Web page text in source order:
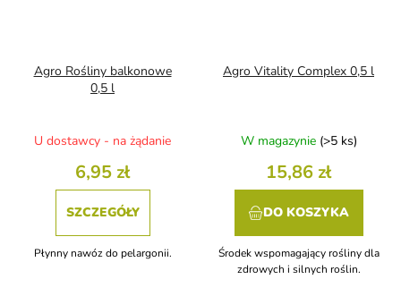
Agro Rośliny balkonowe
0,5 l
U dostawcy - na żądanie
6,95 zł
SZCZEGÓŁY
Płynny nawóz do pelargonii.
Agro Vitality Complex 0,5 l
W magazynie (>5 ks)
15,86 zł
DO KOSZYKA
Środek wspomagający rośliny dla
zdrowych i silnych roślin.